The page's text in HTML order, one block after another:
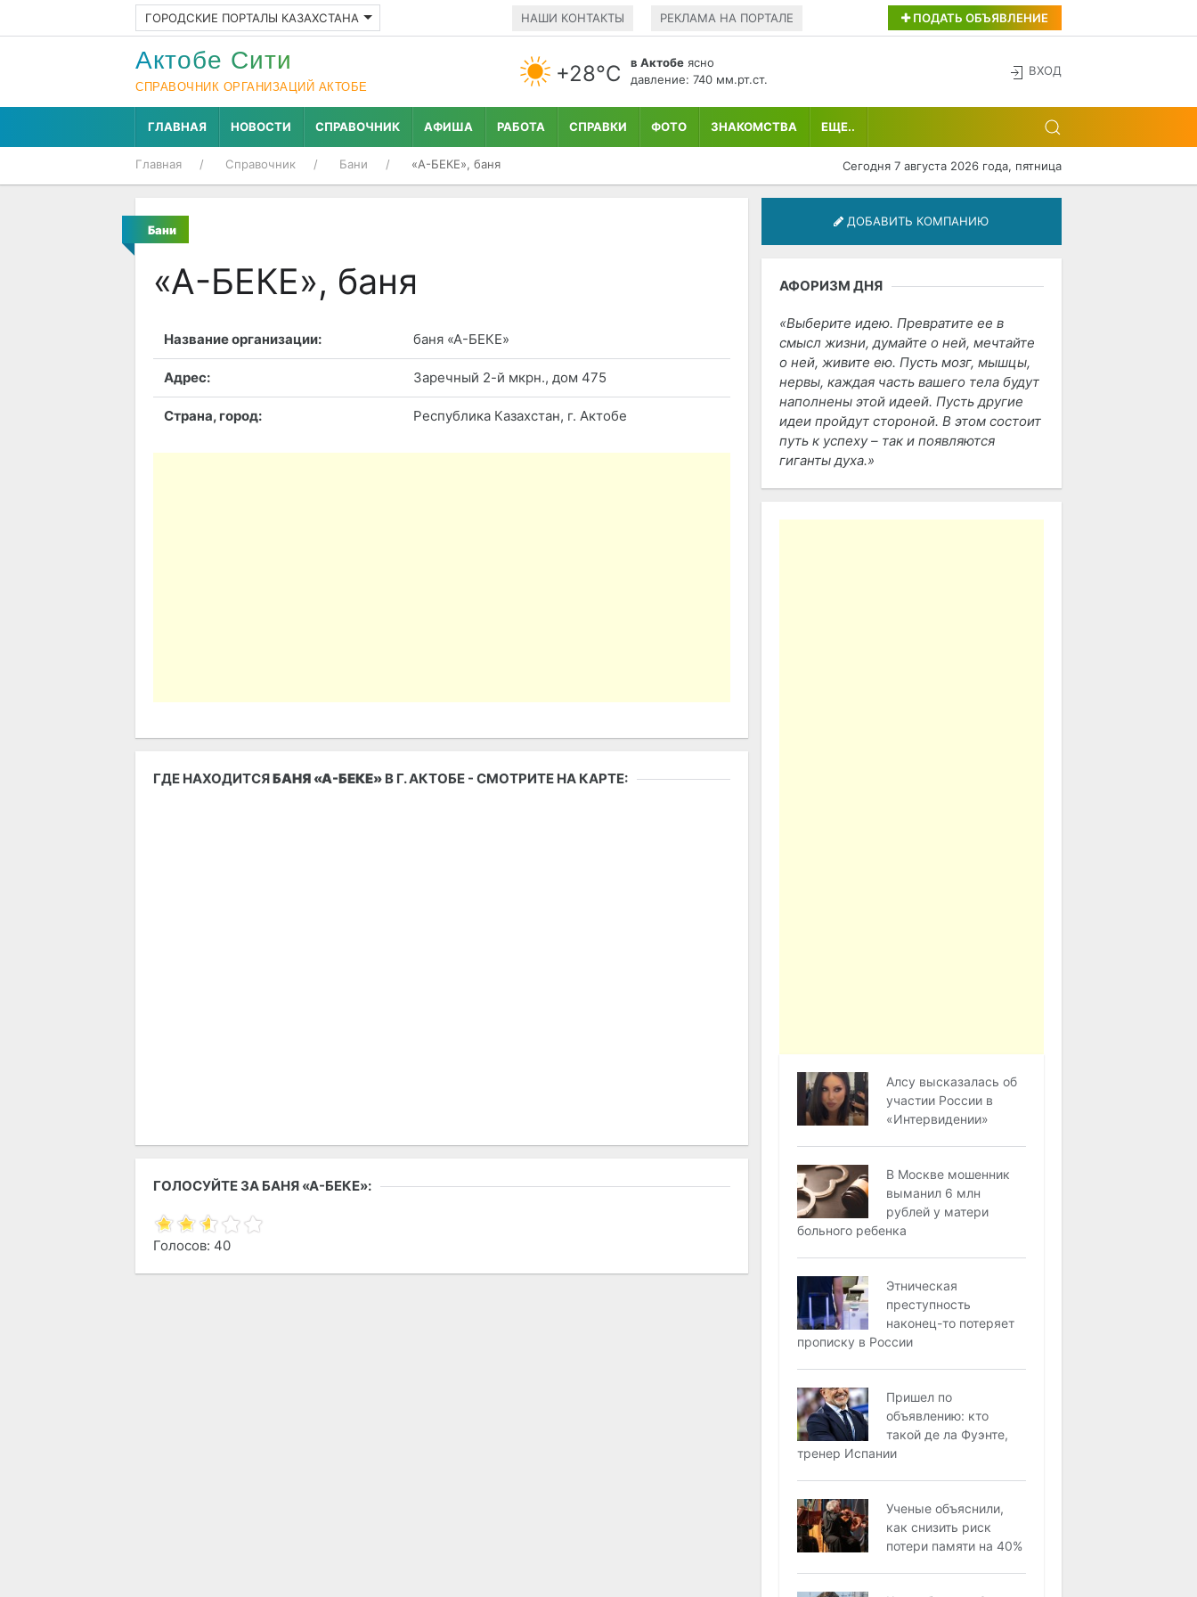
ГОРОДСКИЕ ПОРТАЛЫ КАЗАХСТАНА НАШИ КОНТАКТЫ РЕКЛАМА НА ПОРТАЛЕ ПОДАТЬ ОБЪЯВЛЕНИЕ
Актобе Cити
СПРАВОЧНИК ОРГАНИЗАЦИЙ АКТОБЕ
+28°С в Актобе ясно
давление: 740 мм.рт.ст.
ВХОД
ГЛАВНАЯ НОВОСТИ СПРАВОЧНИК АФИША РАБОТА СПРАВКИ ФОТО ЗНАКОМСТВА ЕЩЕ..
Главная Справочник Бани «А-БЕКЕ», баня Сегодня 7 августа 2026 года, пятница
Бани
«А-БЕКЕ», баня
Название организации: баня «А-БЕКЕ»
Адрес: Заречный 2-й мкрн., дом 475
Страна, город: Республика Казахстан, г. Актобе
ДОБАВИТЬ КОМПАНИЮ
АФОРИЗМ ДНЯ
Выберите идею. Превратите ее в
смысл жизни, думайте о ней, мечтайте
о ней, живите ею. Пусть мозг, мышцы,
нервы, каждая часть вашего тела будут
наполнены этой идеей. Пусть другие
идеи пройдут стороной. В этом состоит
путь к успеху – так и появляются
гиганты духа.
Алсу высказалась об
участии России в
«Интервидении»
В Москве мошенник
выманил 6 млн
рублей у матери
больного ребенка
Этническая
преступность
наконец-то потеряет
прописку в России
Пришел по
объявлению: кто
такой де ла Фуэнте,
тренер Испании
Ученые объяснили,
как снизить риск
потери памяти на 40%